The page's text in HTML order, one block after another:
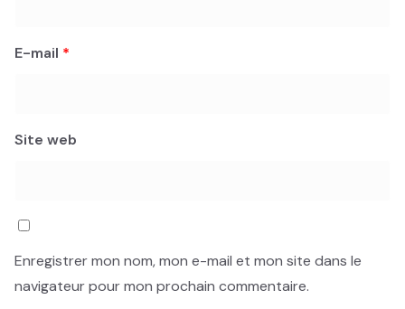
E-mail *
Site web
Enregistrer mon nom, mon e-mail et mon site dans le
navigateur pour mon prochain commentaire.